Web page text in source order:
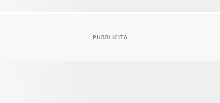
PUBBLICITÀ